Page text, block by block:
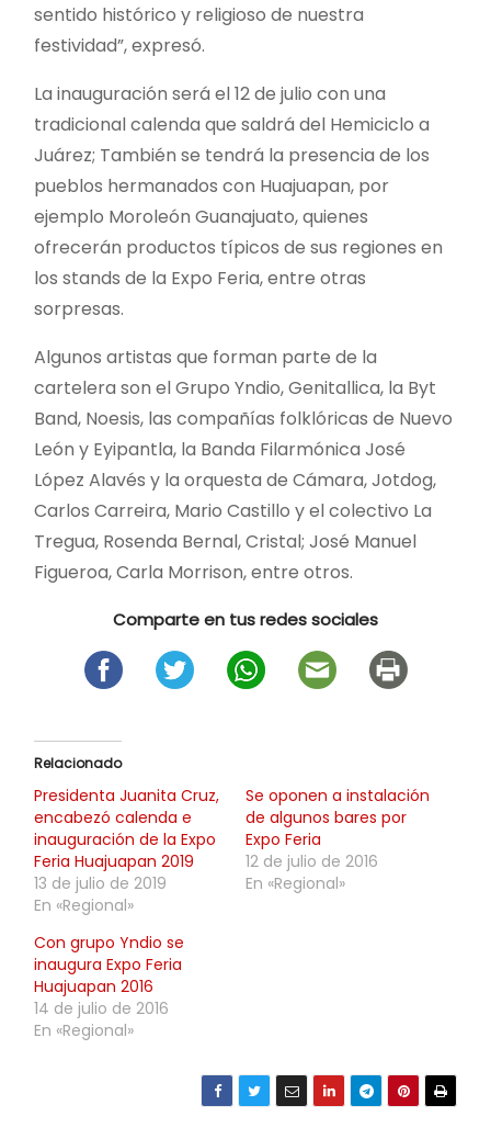
sentido histórico y religioso de nuestra
festividad”, expresó.
La inauguración será el 12 de julio con una
tradicional calenda que saldrá del Hemiciclo a
Juárez; También se tendrá la presencia de los
pueblos hermanados con Huajuapan, por
ejemplo Moroleón Guanajuato, quienes
ofrecerán productos típicos de sus regiones en
los stands de la Expo Feria, entre otras
sorpresas.
Algunos artistas que forman parte de la
cartelera son el Grupo Yndio, Genitallica, la Byt
Band, Noesis, las compañías folklóricas de Nuevo
León y Eyipantla, la Banda Filarmónica José
López Alavés y la orquesta de Cámara, Jotdog,
Carlos Carreira, Mario Castillo y el colectivo La
Tregua, Rosenda Bernal, Cristal; José Manuel
Figueroa, Carla Morrison, entre otros.
Comparte en tus redes sociales
Relacionado
Presidenta Juanita Cruz,
encabezó calenda e
inauguración de la Expo
Feria Huajuapan 2019
13 de julio de 2019
En «Regional»
Se oponen a instalación
de algunos bares por
Expo Feria
12 de julio de 2016
En «Regional»
Con grupo Yndio se
inaugura Expo Feria
Huajuapan 2016
14 de julio de 2016
En «Regional»